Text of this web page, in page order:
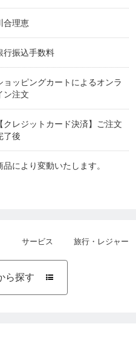
合理恵
行振込手数料
ョッピングカートによるオンラ
ン注文
【クレジットカード決済】ご注文
了後
品により変動いたします。
サービス 旅行・レジャー
ら探す 